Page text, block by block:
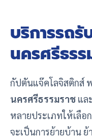
บริการรถ
นครศรีธร
กัปตันแจ๊คโลจิสติกส์
นครศรีธรรมราช แล
หลายประเภทให้เลือ
จะเป็นการย้ายบ้าน